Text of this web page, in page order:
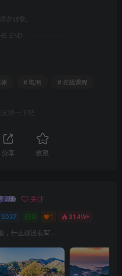
勿转载。
END
# 电商 # 在线课程
支持一下吧
分享 收藏
关注
3037 0 1 31.4W+
，什么都没有写...